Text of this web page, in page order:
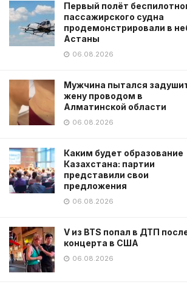
Первый полёт
пассажирского судна
продемонстрировали в
Астаны
06.08.2026
Мужчина пытался
жену проводом в
Алматинской области
06.08.2026
Каким будет образование
Казахстана: партии
представили свои
предложения
06.08.2026
V из BTS попал в ДТП
концерта в США
06.08.2026